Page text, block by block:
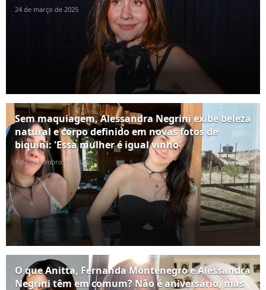
24 de março de 2025
Sem maquiagem, Alessandra Negrini exibe beleza
natural e corpo definido em novas fotos de
biquíni: 'Essa mulher é igual vinho'
1 de novembro de 2024
O que Anitta, Fernanda Montenegro e Alessandra
Negrini têm em comum? Não é aniversário, mas